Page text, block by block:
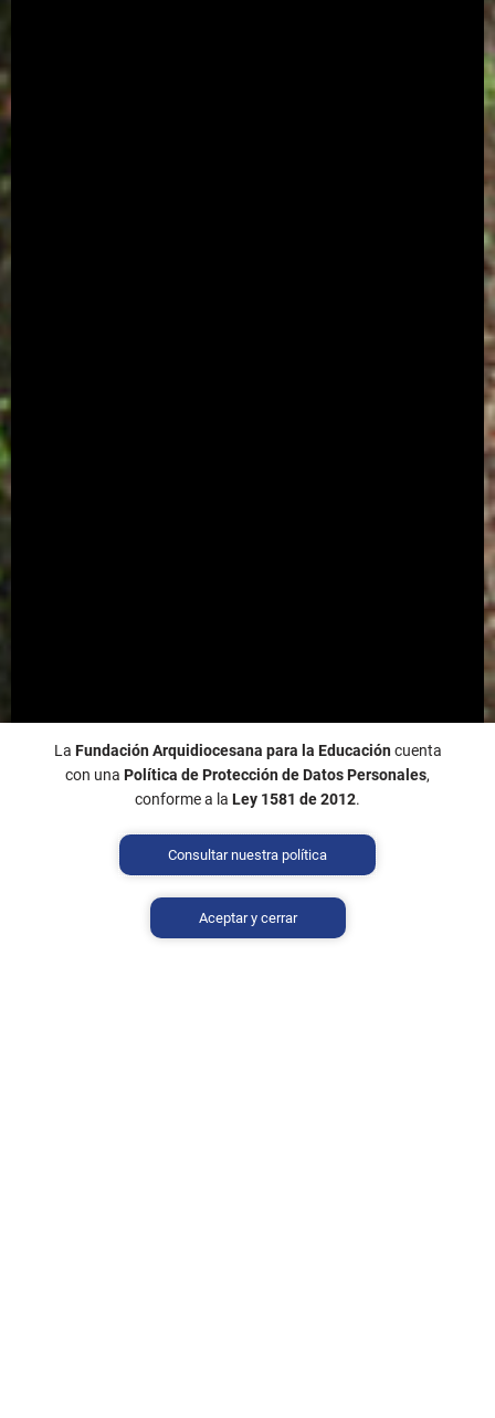
La Fundación Arquidiocesana para la Educacióncuenta
con una Política de Protección de Datos Personales,
conforme a la Ley 1581 de 2012.
Consultar nuestra política
Aceptar y cerrar